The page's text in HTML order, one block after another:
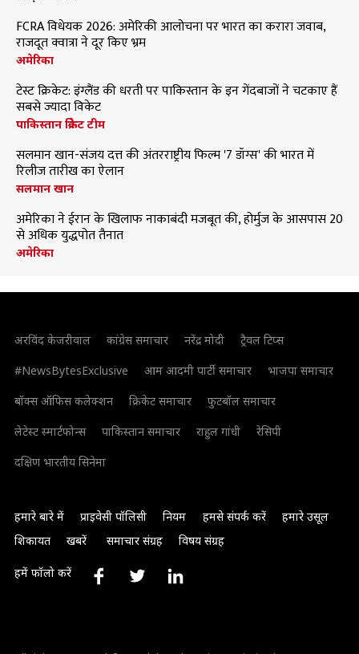
FCRA विधेयक 2026: अमेरिकी आलोचना पर भारत का करारा जवाब,
राजदूत क्वात्रा ने दूर किए भ्रम
अमेरिका
टेस्ट क्रिकेट: इंग्लैंड की धरती पर पाकिस्तान के इन गेंदबाजों ने चटकाए हैं
सबसे ज्यादा विकेट
पाकिस्तान क्रिकेट टीम
सलमान खान-संजय दत्त की अंतरराष्ट्रीय फिल्म '7 डॉग्स' की भारत में
रिलीज तारीख का ऐलान
सलमान खान
अमेरिका ने ईरान के खिलाफ नाकाबंदी मजबूत की, होर्मुज के आसपास 20
से अधिक युद्धपोत तैनात
अमेरिका
अरविंद केजरीवाल कांग्रेस समाचार नरेंद्र मोदी
ट्रैवल टिप्स
#NewsBytesExclusive
आम आदमी पार्टी समाचार
भाजपा समाचार
बॉक्स ऑफिस कलेक्शन
क्रिकेट समाचार
फुटबॉल समाचार
लेटेस्ट स्मार्टफोन्स
पाकिस्तान समाचार राहुल गांधी
रेसिपी
दक्षिण भारतीय सिनेमा
हमारे बारे में प्राइवेसी पॉलिसी नियम हमसे संपर्क करें
हमारे उसूल
शिकायत
खबरें समाचार संग्रह विषय संग्रह
हमें फॉलो करें